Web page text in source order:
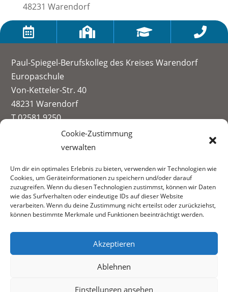
Cookie-Zustimmung
verwalten
Um dir ein optimales Erlebnis zu bieten, verwenden wir Technologien wie
Cookies, um Geräteinformationen zu speichern und/oder darauf
zuzugreifen. Wenn du diesen Technologien zustimmst, können wir Daten
wie das Surfverhalten oder eindeutige IDs auf dieser Website
verarbeiten. Wenn du deine Zustimmung nicht erteilst oder zurückziehst,
können bestimmte Merkmale und Funktionen beeinträchtigt werden.
Akzeptieren
Ablehnen
Einstellungen ansehen
48231 Warendorf
   
Paul-Spiegel-Berufskolleg des Kreises Warendorf
Europaschule
Von-Ketteler-Str. 40
48231 Warendorf
T 02581 9250
info@paul-spiegel-berufskolleg.eu
Datenschutzerklärung
Informationen zur Datenerhebung
Fachbereiche: